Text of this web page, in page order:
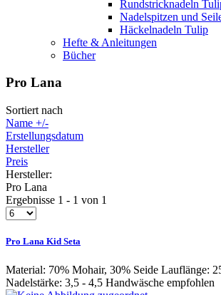
Rundstricknadeln
Nadelspitzen und
Häckelnadeln Tulip
Hefte & Anleitungen
Bücher
Pro Lana
Sortiert nach
Name +/-
Erstellungsdatum
Hersteller
Preis
Hersteller:
Pro Lana
Ergebnisse 1 - 1 von 1
Pro Lana Kid Seta
Material: 70% Mohair, 30% Seide Lauflänge:
Nadelstärke: 3,5 - 4,5 Handwäsche empfohlen